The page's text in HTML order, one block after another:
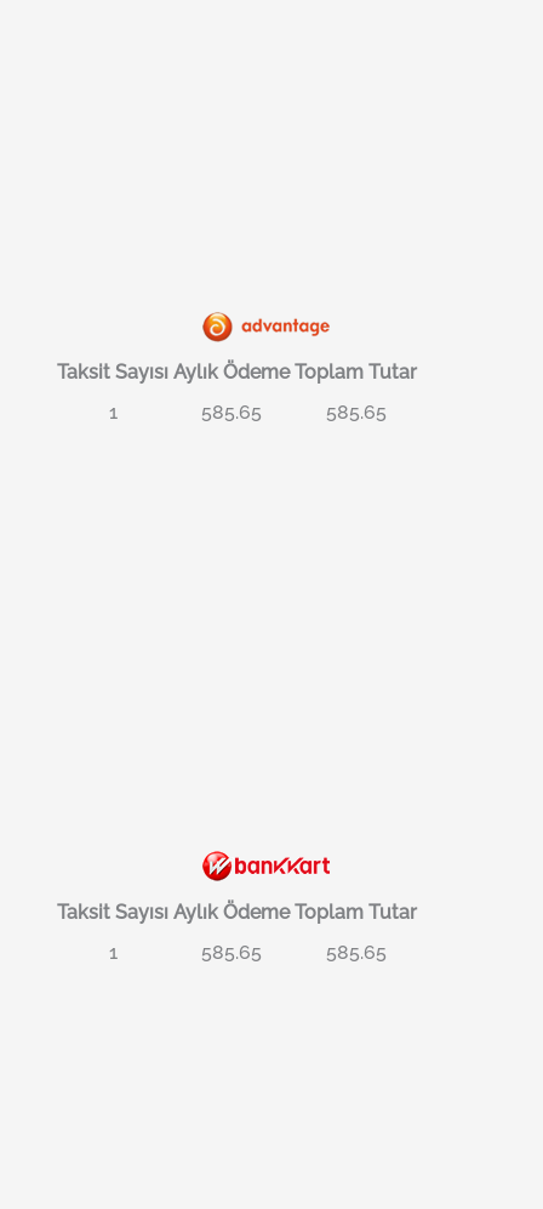
Taksit Sayısı Aylık Ödeme Toplam Tutar
1
585.65 585.65
Taksit Sayısı Aylık Ödeme Toplam Tutar
1
585.65 585.65